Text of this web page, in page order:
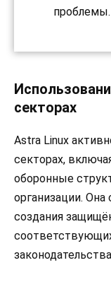
проблемы.
секторах
Astra Linux
секторах,
оборонные
организации.
создания